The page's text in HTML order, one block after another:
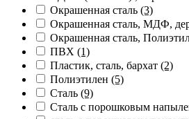
Окрашенная сталь (3)
Окрашенная сталь, МДФ,
Окрашенная сталь,
ПВХ (1)
Пластик, сталь, бархат (2)
Полиэтилен (5)
Сталь (9)
Сталь с порошковым